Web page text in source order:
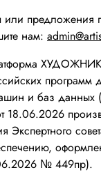
или предложения
нам:
программ
и баз данных
18.06.2026
Экспертного
№ 449пр).